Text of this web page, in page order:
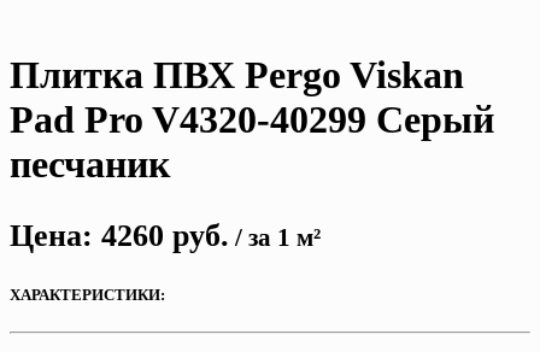
Плитка ПВХ Pergo Viskan
Pad Pro V4320-40299 Серый
песчаник
Цена: 4260 руб. / за 1 м²
ХАРАКТЕРИСТИКИ: